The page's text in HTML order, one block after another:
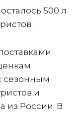
500 л
сезонным
и
из России. В